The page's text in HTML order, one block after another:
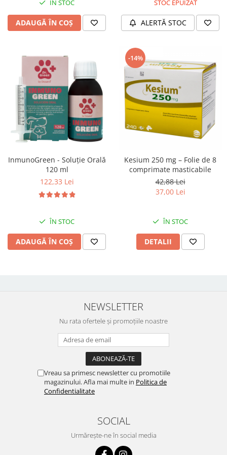
ÎN STOC
ADAUGĂ ÎN COȘ
STOC EPUIZAT
ALERTĂ STOC
InmunoGreen - Soluție Orală
120 ml
122,33 Lei
ÎN STOC
ADAUGĂ ÎN COȘ
-14%
Kesium 250 mg – Folie de 8
comprimate masticabile
42,88 Lei
37,00 Lei
ÎN STOC
DETALII
NEWSLETTER
Nu rata ofertele și promoțiile noastre
Vreau sa primesc newsletter cu promotiile
magazinului. Afla mai multe in Politica de
Confidentialitate
SOCIAL
Urmărește-ne în social media